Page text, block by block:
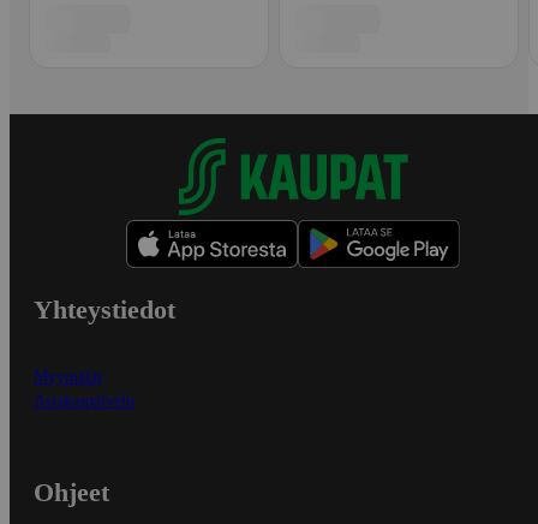
Yhteystiedot
Myymälät
Asiakaspalvelu
Ohjeet